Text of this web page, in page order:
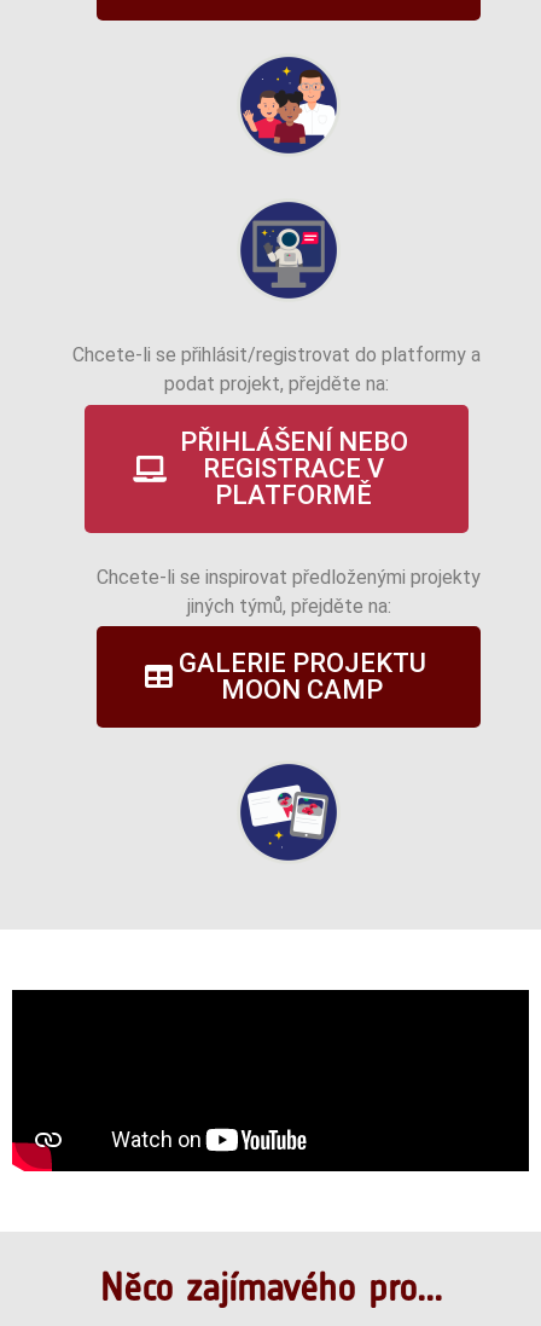
Chcete-li se přihlásit/registrovat do platformy a
podat projekt, přejděte na:
PŘIHLÁŠENÍ NEBO
REGISTRACE V
PLATFORMĚ
Chcete-li se inspirovat předloženými projekty
jiných týmů, přejděte na:
GALERIE PROJEKTU
MOON CAMP
Něco zajímavého pro...